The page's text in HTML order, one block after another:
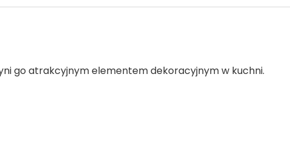
go atrakcyjnym elementem dekoracyjnym w kuchni.